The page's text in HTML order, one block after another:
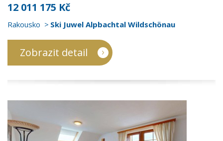
12 011 175 Kč
Rakousko Ski Juwel Alpbachtal Wildschönau
Zobrazit detail